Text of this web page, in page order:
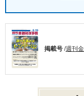
掲載号 /週刊